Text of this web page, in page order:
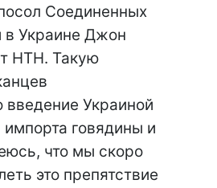
Соединенных
в Украине Джон
НТН. Такую
введение Украиной
говядины и
что мы скоро
это препятствие